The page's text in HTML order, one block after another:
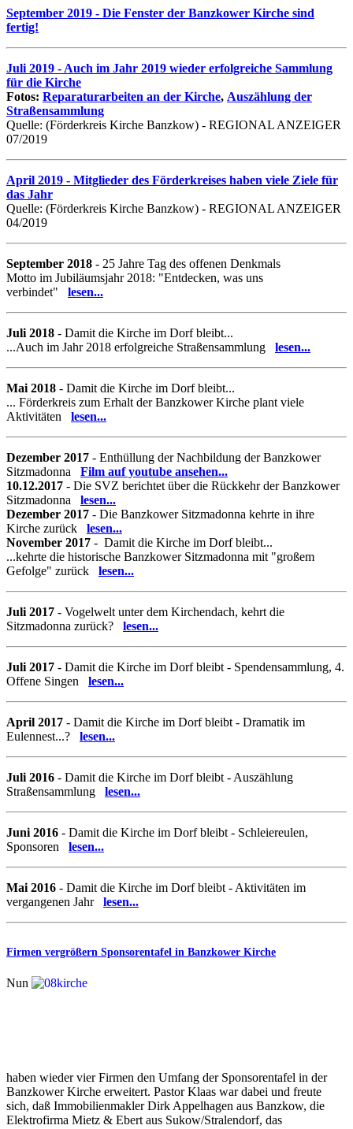
September 2019 - Die Fenster der Banzkower Kirche sind
fertig!
Juli 2019 - Auch im Jahr 2019 wieder erfolgreiche Sammlung
für die Kirche
Fotos: Reparaturarbeiten an der Kirche, Auszählung der
Straßensammlung
Quelle: (Förderkreis Kirche Banzkow) - REGIONAL ANZEIGER
07/2019
April 2019 - Mitglieder des Förderkreises haben viele Ziele für
das Jahr
Quelle: (Förderkreis Kirche Banzkow) - REGIONAL ANZEIGER
04/2019
September 2018 - 25 Jahre Tag des offenen Denkmals
Motto im Jubiläumsjahr 2018: "Entdecken, was uns
verbindet"
lesen...
Juli 2018 - Damit die Kirche im Dorf bleibt...
...Auch im Jahr 2018 erfolgreiche Straßensammlung
lesen...
Mai 2018 - Damit die Kirche im Dorf bleibt...
... Förderkreis zum Erhalt der Banzkower Kirche plant viele
Aktivitäten
lesen...
Dezember 2017 - Enthüllung der Nachbildung der Banzkower
Sitzmadonna Film auf youtube ansehen...
10.12.2017 - Die SVZ berichtet über die Rückkehr der Banzkower
Sitzmadonna lesen...
Dezember 2017 - Die Banzkower Sitzmadonna kehrte in ihre
Kirche zurück lesen...
November 2017 - Damit die Kirche im Dorf bleibt...
...kehrte die historische Banzkower Sitzmadonna mit "großem
Gefolge" zurück lesen...
Juli 2017 - Vogelwelt unter dem Kirchendach, kehrt die
Sitzmadonna zurück? lesen...
Juli 2017 - Damit die Kirche im Dorf bleibt - Spendensammlung, 4.
Offene Singen lesen...
April 2017 - Damit die Kirche im Dorf bleibt - Dramatik im
Eulennest...? lesen...
Juli 2016 - Damit die Kirche im Dorf bleibt - Auszählung
Straßensammlung
lesen...
Juni 2016 - Damit die Kirche im Dorf bleibt - Schleiereulen,
Sponsoren lesen...
Mai 2016 - Damit die Kirche im Dorf bleibt - Aktivitäten im
vergangenen Jahr lesen...
Firmen vergrößern Sponsorentafel in Banzkower Kirche
Nun
haben wieder vier Firmen den Umfang der Sponsorentafel in der
Banzkower Kirche erweitert. Pastor Klaas war dabei und freute
sich, daß Immobilienmakler Dirk Appelhagen aus Banzkow, die
Elektrofirma Mietz & Ebert aus Sukow/Stralendorf, das